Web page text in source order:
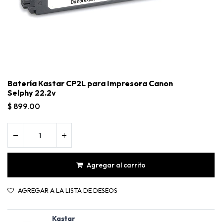
Batería Kastar CP2L para Impresora Canon
Selphy 22.2v
$ 899.00
Agregar al carrito
AGREGAR A LA LISTA DE DESEOS
Kastar